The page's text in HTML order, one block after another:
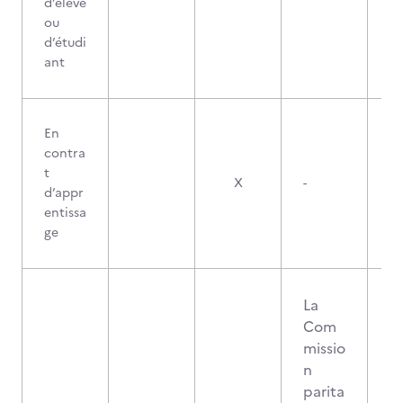
ou
d’étudi
ant
En
contra
t
d’appr
entissa
ge
X -
La
Com
missio
n
parita